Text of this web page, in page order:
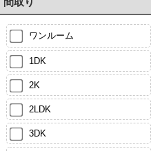
ワンルーム
1DK
2K
2LDK
3DK